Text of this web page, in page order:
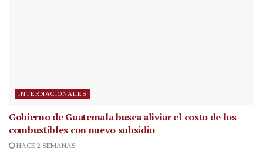
INTERNACIONALES
Gobierno de Guatemala busca aliviar el costo de los
combustibles con nuevo subsidio
HACE 2 SEMANAS